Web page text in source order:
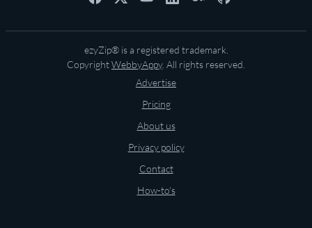
ezyZip® is a registered trademark.
CopyrightWebbyAppy. All rights reserved.
Advertise
Pricing
About us
Privacy policy
Contact
How-to's